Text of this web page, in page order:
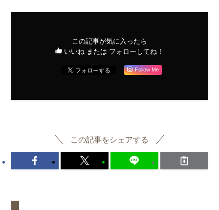
この記事が気に入ったら
いいね または フォローしてね！
Follow Me
この記事をシェアする